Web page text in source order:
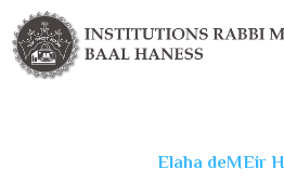
LESElaha deMEir